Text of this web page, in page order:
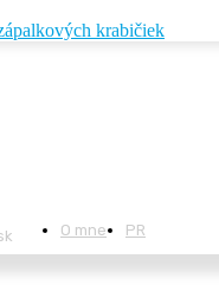
krabičiek
O mne PR